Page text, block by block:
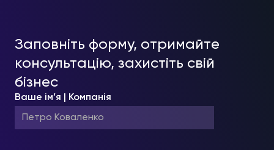
Заповніть форму, отримайте
консультацію, захистіть свій
бізнес
Ваше ім’я | Компанія